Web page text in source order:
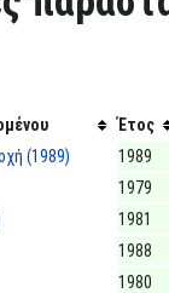
Έτος
(1989)
1989
1979
1981
1988
1980